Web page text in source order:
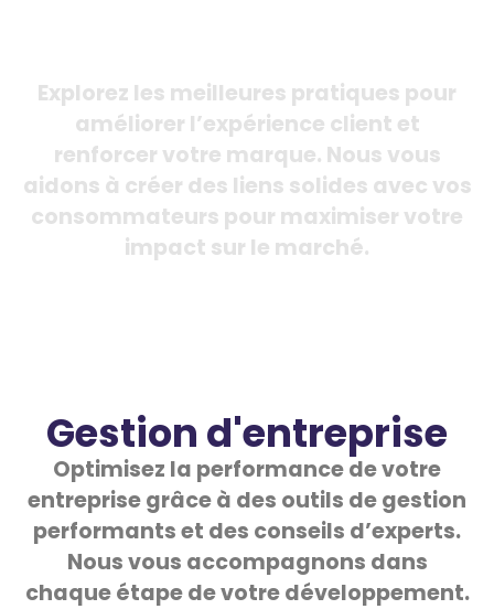
Explorez les meilleures pratiques pour
améliorer l’expérience client et
renforcer votre marque. Nous vous
aidons à créer des liens solides avec vos
consommateurs pour maximiser votre
impact sur le marché.
Gestion d'entreprise
Optimisez la performance de votre
entreprise grâce à des outils de gestion
performants et des conseils d’experts.
Nous vous accompagnons dans
chaque étape de votre développement.